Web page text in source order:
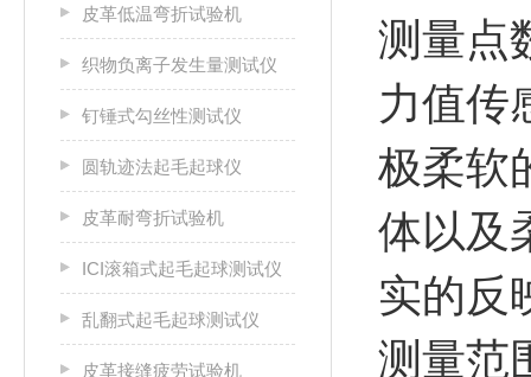
皮革低温弯折试验机
织物负离子发生量测试仪
钉锤式勾丝性测试仪
圆轨迹法起毛起球仪
皮革耐弯折试验机
ICI滚箱式起毛起球测试仪
乱翻式起毛起球测试仪
皮革接缝疲劳试验机
测量点
力值传
极柔软
体以及
实的反
测量范